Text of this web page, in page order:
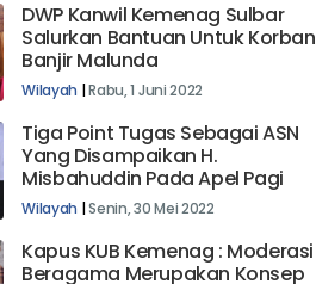
DWP Kanwil Kemenag Sulbar
Salurkan Bantuan Untuk Korban
Banjir Malunda
Wilayah |Rabu, 1 Juni 2022
Tiga Point Tugas Sebagai ASN
Yang Disampaikan H.
Misbahuddin Pada Apel Pagi
Wilayah |Senin, 30 Mei 2022
Kapus KUB Kemenag : Moderasi
Beragama Merupakan Konsep